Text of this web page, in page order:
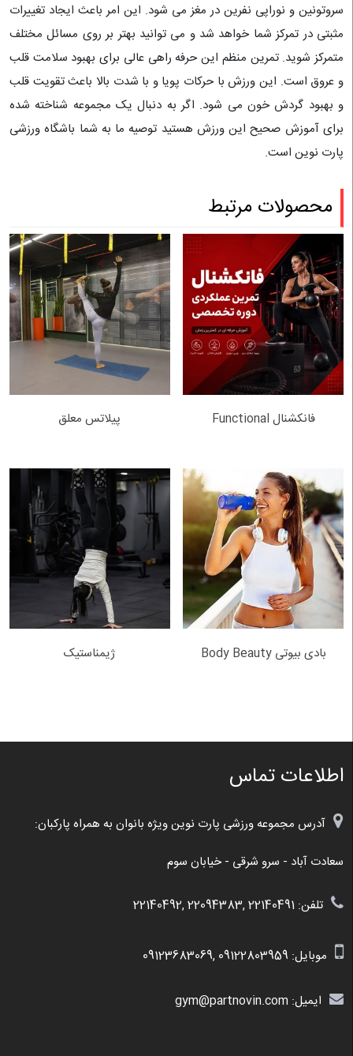
سروتونین و نوراپی نفرین در مغز می شود. این امر باعث ایجاد تغییرات
مثبتی در تمرکز شما خواهد شد و می توانید بهتر بر روی مسائل مختلف
متمرکز شوید. تمرین منظم این حرفه راهی عالی برای بهبود سلامت قلب
و عروق است. این ورزش با حرکات پویا و با شدت بالا باعث تقویت قلب
و بهبود گردش خون می شود. اگر به دنبال یک مجموعه شناخته شده
برای آموزش صحیح این ورزش هستید توصیه ما به شما باشگاه ورزشی
پارت نوین است.
محصولات مرتبط
فانکشنال Functional پیلاتس معلق
بادی بیوتی Body Beauty ژیمناستیک
اطلاعات تماس
آدرس مجموعه ورزشی پارت نوین ویژه بانوان به همراه پارکبان:
سعادت آباد - سرو شرقی - خیابان سوم
تلفن: 22140491 ,22094383 ,22140492
موبایل: 09122803959
,
09123683069
ایمیل: gym@partnovin.com